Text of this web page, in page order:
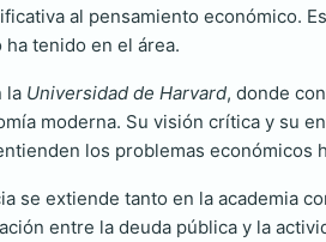
al pensamiento económico.
tenido en el área.
la Universidad de Harvard, donde
moderna. Su visión crítica y su
los problemas económicos
se extiende tanto en la academia
entre la deuda pública y la